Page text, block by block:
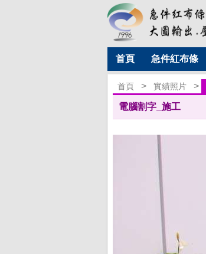
首頁 急件紅布條
首頁 > 實績照片 >
電腦割字_施工